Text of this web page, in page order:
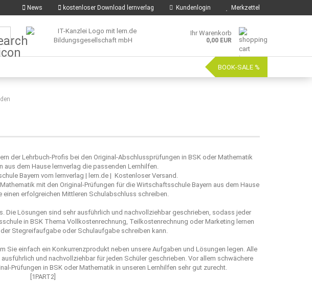
News kostenloser Download lernverlag Kundenlogin Merkzettel
Suche... Ihr Warenkorb
0,00 EUR
BOOK-SALE %
der Lehrbuch-Profis bei den Original-Abschlussprüfungen in BSK oder Mathematik
aus dem Hause lernverlag die passenden Lernhilfen.
Bayern vom lernverlag | lern.de | Kostenloser Versand.
mit den Original-Prüfungen für die Wirtschaftsschule Bayern aus dem Hause
einen erfolgreichen Mittleren Schulabschluss schreiben.
Die Lösungen sind sehr ausführlich und nachvollziehbar geschrieben, sodass jeder
in BSK Thema Vollkostenrechnung, Teilkostenrechnung oder Marketing lernen
Stegreifaufgabe oder Schulaufgabe schreiben kann.
Sie einfach ein Konkurrenzprodukt neben unsere Aufgaben und Lösungen legen. Alle
und nachvollziehbar für jeden Schüler geschrieben. Vor allem schwächere
Prüfungen in BSK oder Mathematik in unseren Lernhilfen sehr gut zurecht.
[1PART2]